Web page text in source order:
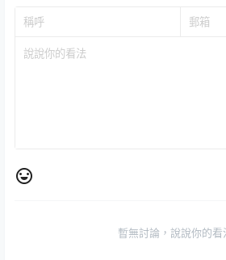
暫無討論，說說你的看